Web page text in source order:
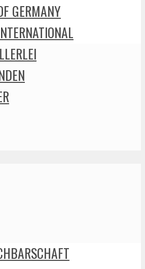
GERMANY